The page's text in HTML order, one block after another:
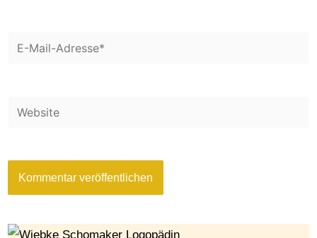
E-
Adresse*
Website